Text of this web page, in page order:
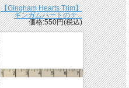
【Gingham Hearts Trim】
ギンガムハートのテ...
価格:550円(税込)